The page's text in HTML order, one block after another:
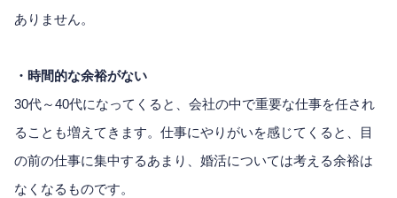
ありません。
・時間的な余裕がない
30代～40代になってくると、会社の中で重要な仕事を任され
ることも増えてきます。仕事にやりがいを感じてくると、目
の前の仕事に集中するあまり、婚活については考える余裕は
なくなるものです。